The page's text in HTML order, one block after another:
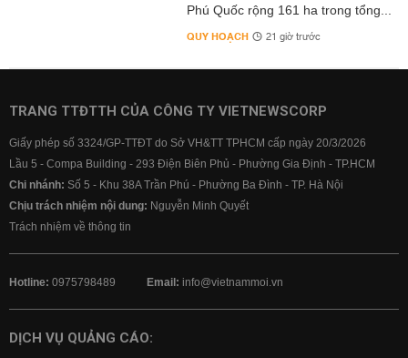
Phú Quốc rộng 161 ha trong tổng...
QUY HOẠCH 21 giờ trước
TRANG TTĐTTH CỦA CÔNG TY VIETNEWSCORP
Giấy phép số 3324/GP-TTĐT do Sở VH&TT TPHCM cấp ngày 20/3/2026
Lầu 5 - Compa Building - 293 Điện Biên Phủ - Phường Gia Định - TP.HCM
Chi nhánh: Số 5 - Khu 38A Trần Phú - Phường Ba Đình - TP. Hà Nội
Chịu trách nhiệm nội dung: Nguyễn Minh Quyết
Trách nhiệm về thông tin
Hotline: 0975798489 Email: info@vietnammoi.vn
DỊCH VỤ QUẢNG CÁO: